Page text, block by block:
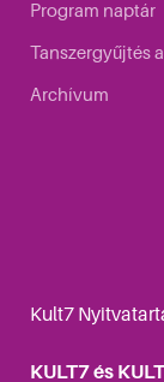
Program naptár
Tanszergyűjtés
Archívum
Kult7
KULT7 és